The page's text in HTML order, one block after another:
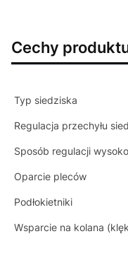
Cechy
Typ siedziska
Regulacja przechyłu
Sposób regulacji
Oparcie pleców
Podłokietniki
Wsparcie na kolana